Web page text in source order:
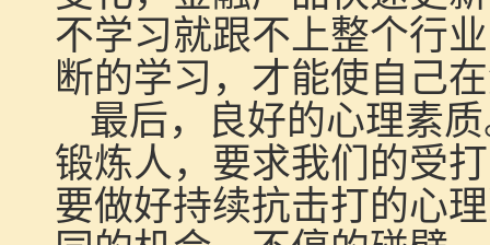
不学习就跟不上整个行
断的学习，才能使自己
最后，良好的心理素
锻炼人，要求我们的受
要做好持续抗击打的心